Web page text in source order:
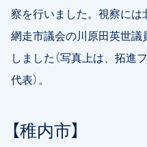
察を行いました。視察に
網走市議会の川原田英世
しました（写真上は、拓進
代表）。
【稚内市】